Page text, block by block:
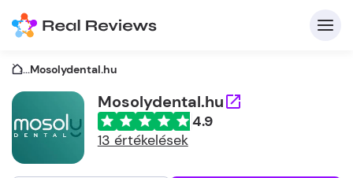
...Mosolydental.hu
Mosolydental.hu
4.9
13 értékelések